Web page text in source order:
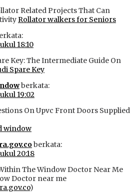
Related Projects That Can
Rollator walkers for Seniors
18:10
Key: The Intermediate Guide On
Spare Key
berkata:
19:02
On Upvc Front Doors Supplied
window
berkata:
20:18
The Window Doctor Near Me
Doctor near me
)